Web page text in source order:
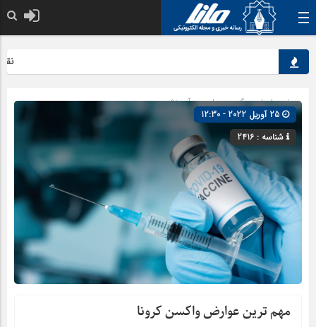
نقش
صفحه اصلی» گروه »علمی و آموزشی
شناسه : 2416
مهم ترین عوارض واکسن کرونا